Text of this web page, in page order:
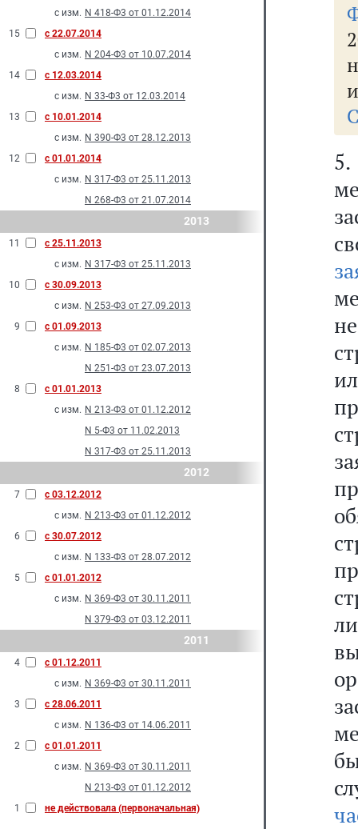
с изм. N 418-Ф3 от 01.12.2014
15
с 22.07.2014
с изм. N 204-Ф3 от 10.07.2014
14
с 12.03.2014
с изм. N 33-Ф3 от 12.03.2014
13
с 10.01.2014
с изм. N 390-Ф3 от 28.12.2013
12
с 01.01.2014
с изм. N 317-Ф3 от 25.11.2013
N 268-Ф3 от 21.07.2014
2013
11
с 25.11.2013
с изм. N 317-Ф3 от 25.11.2013
10
с 30.09.2013
с изм. N 253-Ф3 от 27.09.2013
9
с 01.09.2013
с изм. N 185-Ф3 от 02.07.2013
N 251-Ф3 от 23.07.2013
8
с 01.01.2013
с изм. N 213-Ф3 от 01.12.2012
N 5-Ф3 от 11.02.2013
N 317-Ф3 от 25.11.2013
2012
7
с 03.12.2012
с изм. N 213-Ф3 от 01.12.2012
6
с 30.07.2012
с изм. N 133-Ф3 от 28.07.2012
5
с 01.01.2012
с изм. N 369-Ф3 от 30.11.2011
N 379-Ф3 от 03.12.2011
2011
4
с 01.12.2011
с изм. N 369-Ф3 от 30.11.2011
3
с 28.06.2011
с изм. N 136-Ф3 от 14.06.2011
2
с 01.01.2011
с изм. N 369-Ф3 от 30.11.2011
N 213-Ф3 от 01.12.2012
1
не действовала (первоначальная)